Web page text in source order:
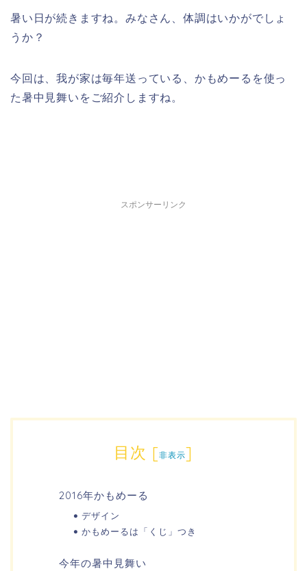
暑い日が続きますね。みなさん、体調はいかがでしょ
うか？
今回は、我が家は毎年送っている、かもめーるを使っ
た暑中見舞いをご紹介しますね。
スポンサーリンク
目次 [非表示]
2016年かもめーる
デザイン
かもめーるは「くじ」つき
今年の暑中見舞い